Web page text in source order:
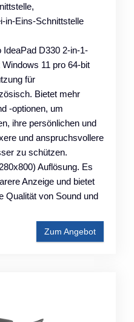
in-Eins-Schnittstelle
D330 2-in-1-
11 pro 64-bit
für
Bietet mehr
-optionen, um
ihre persönlichen und
und anspruchsvollere
zu schützen.
Auflösung. Es
Anzeige und bietet
Qualität von Sound und
Zum Angebot